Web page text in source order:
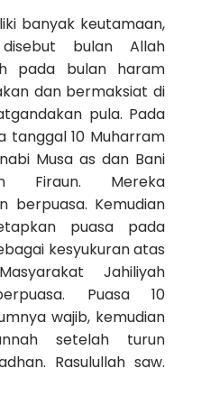
banyak keutamaan,
bulan Allah
pada bulan haram
dan bermaksiat di
pula. Pada
tanggal 10 Muharram
Musa as dan Bani
Firaun. Mereka
berpuasa. Kemudian
puasa pada
kesyukuran atas
Jahiliyah
Puasa 10
wajib, kemudian
setelah turun
Rasulullah saw.